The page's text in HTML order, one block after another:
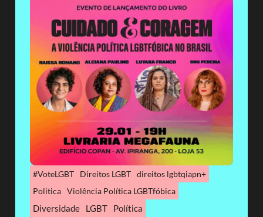
#VoteLGBT Direitos LGBT direitos lgbtqiapn+
Politica Violência Política LGBTfóbica
Diversidade LGBT Política